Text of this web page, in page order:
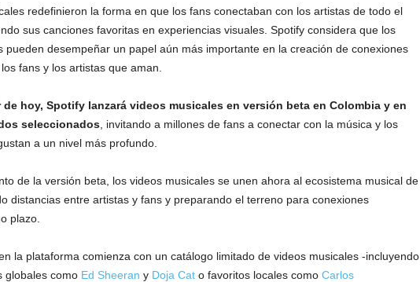
redefinieron la forma en que los fans conectaban con los artistas de todo el
sus canciones favoritas en experiencias visuales. Spotify considera que los
pueden desempeñar un papel aún más importante en la creación de conexiones
fans y los artistas que aman.
de hoy, Spotify lanzará videos musicales en versión beta en Colombia y en
seleccionados, invitando a millones de fans a conectar con la música y los
a un nivel más profundo.
de la versión beta, los videos musicales se unen ahora al ecosistema musical de
distancias entre artistas y fans y preparando el terreno para conexiones
plazo.
la plataforma comienza con un catálogo limitado de videos musicales -incluyendo
globales como Ed Sheeran y Doja Cato favoritos locales como Carlos